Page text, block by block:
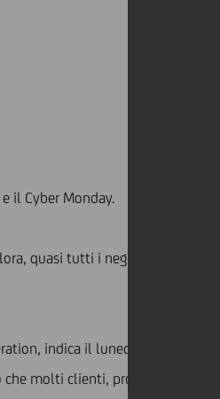
il Cyber Monday.
quasi tutti i negozi in tutto il
indica il lunedì
molti clienti, proprio quel